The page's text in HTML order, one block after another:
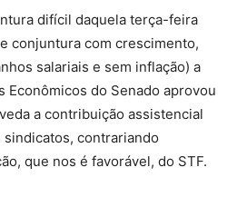
difícil daquela terça-feira
conjuntura com crescimento,
salariais e sem inflação) a
Econômicos do Senado aprovou
a contribuição assistencial
contrariando
que nos é favorável, do STF.